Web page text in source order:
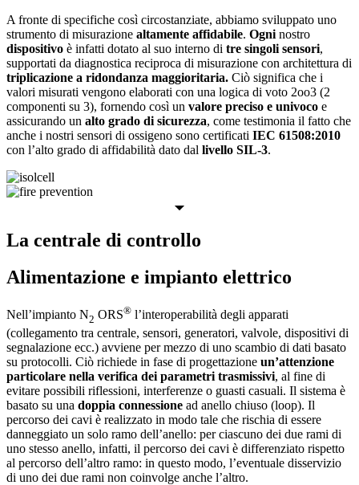
A fronte di specifiche così circostanziate, abbiamo sviluppato uno
strumento di misurazione altamente affidabile. Ogni nostro
dispositivo è infatti dotato al suo interno di tre singoli sensori,
supportati da diagnostica reciproca di misurazione con architettura di
triplicazione a ridondanza maggioritaria. Ciò significa che i
valori misurati vengono elaborati con una logica di voto 2oo3 (2
componenti su 3), fornendo così un valore preciso e univoco e
assicurando un alto grado di sicurezza, come testimonia il fatto che
anche i nostri sensori di ossigeno sono certificati IEC 61508:2010
con l’alto grado di affidabilità dato dal livello SIL-3.
La centrale di controllo
Alimentazione e impianto elettrico
Nell’impianto N2 ORS® l’interoperabilità degli apparati
(collegamento tra centrale, sensori, generatori, valvole, dispositivi di
segnalazione ecc.) avviene per mezzo di uno scambio di dati basato
su protocolli. Ciò richiede in fase di progettazione un’attenzione
particolare nella verifica dei parametri trasmissivi, al fine di
evitare possibili riflessioni, interferenze o guasti casuali. Il sistema è
basato su una doppia connessione ad anello chiuso (loop). Il
percorso dei cavi è realizzato in modo tale che rischia di essere
danneggiato un solo ramo dell’anello: per ciascuno dei due rami di
uno stesso anello, infatti, il percorso dei cavi è differenziato rispetto
al percorso dell’altro ramo: in questo modo, l’eventuale disservizio
di uno dei due rami non coinvolge anche l’altro.